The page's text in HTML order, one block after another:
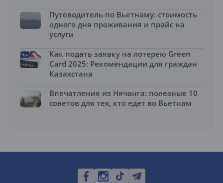
Путеводитель по Вьетнаму: стоимость
одного дня проживания и прайс на
услуги
Как подать заявку на лотерею Green
Card 2025: Рекомендации для граждан
Казахстана
Впечатления из Нячанга: полезные 10
советов для тех, кто едет во Вьетнам